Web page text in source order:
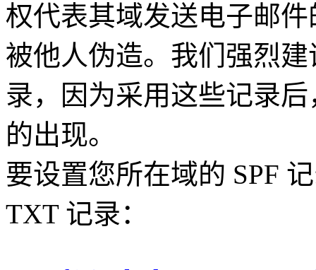
权代表其域发送电子邮
被他人伪造。我们强烈
录，因为采用这些记录
的出现。
要设置您所在域的 SPF
TXT 记录：